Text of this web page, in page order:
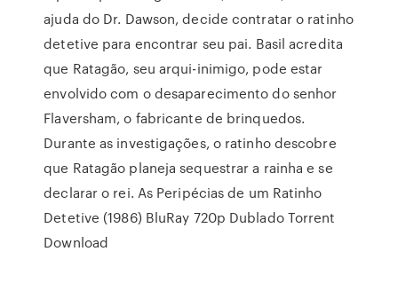
ajuda do Dr. Dawson, decide contratar o ratinho
detetive para encontrar seu pai. Basil acredita
que Ratagão, seu arqui-inimigo, pode estar
envolvido com o desaparecimento do senhor
Flaversham, o fabricante de brinquedos.
Durante as investigações, o ratinho descobre
que Ratagão planeja sequestrar a rainha e se
declarar o rei. As Peripécias de um Ratinho
Detetive (1986) BluRay 720p Dublado Torrent
Download